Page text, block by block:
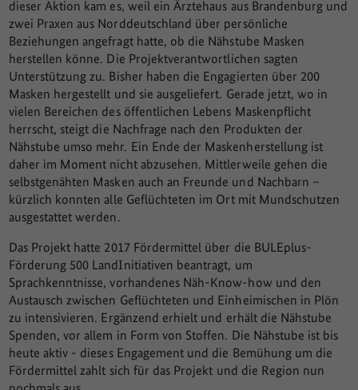
dieser Aktion kam es, weil ein Ärztehaus aus Brandenburg und
zwei Praxen aus Norddeutschland über persönliche
Beziehungen angefragt hatte, ob die Nähstube Masken
herstellen könne. Die Projektverantwortlichen sagten
Unterstützung zu. Bisher haben die Engagierten über 200
Masken hergestellt und sie ausgeliefert. Gerade jetzt, wo in
vielen Bereichen des öffentlichen Lebens Maskenpflicht
herrscht, steigt die Nachfrage nach den Produkten der
Nähstube umso mehr. Ein Ende der Maskenherstellung ist
daher im Moment nicht abzusehen. Mittlerweile gehen die
selbstgenähten Masken auch an Freunde und Nachbarn –
kürzlich konnten alle Geflüchteten im Ort mit Mundschutzen
ausgestattet werden.
Das Projekt hatte 2017 Fördermittel über die BULEplus-
Förderung 500 LandInitiativen beantragt, um
Sprachkenntnisse, vorhandenes Näh-Know-how und den
Austausch zwischen Geflüchteten und Einheimischen in Plön
zu intensivieren. Ergänzend erhielt und erhält die Nähstube
Spenden, vor allem in Form von Stoffen. Die Nähstube ist bis
heute aktiv - dieses Engagement und die Bemühung um die
Fördermittel zahlt sich für das Projekt und die Region nun